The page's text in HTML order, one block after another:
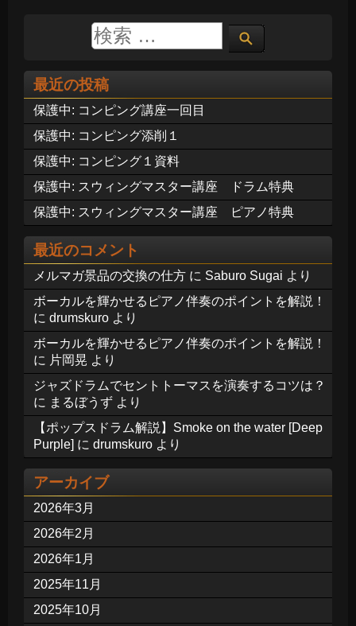
最近の投稿
保護中: コンピング講座一回目
保護中: コンピング添削１
保護中: コンピング１資料
保護中: スウィングマスター講座 ドラム特典
保護中: スウィングマスター講座 ピアノ特典
最近のコメント
メルマガ景品の交換の仕方 に Saburo Sugai より
ボーカルを輝かせるピアノ伴奏のポイントを解説！
に drumskuro より
ボーカルを輝かせるピアノ伴奏のポイントを解説！
に 片岡晃 より
ジャズドラムでセントトーマスを演奏するコツは？
に まるぼうず より
【ポップスドラム解説】Smoke on the water [Deep
Purple] に drumskuro より
アーカイブ
2026年3月
2026年2月
2026年1月
2025年11月
2025年10月